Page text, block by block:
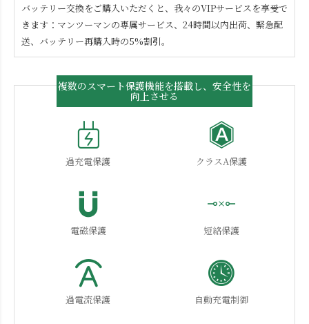
バッテリー交換をご購入いただくと、我々のVIPサービスを享受で
きます：マンツーマンの専属サービス、24時間以内出荷、緊急配
送、バッテリー再購入時の5%割引。
複数のスマート保護機能を搭載し、安全性を
向上させる
過充電保護 クラスA保護
電磁保護 短絡保護
過電流保護 自動充電制御